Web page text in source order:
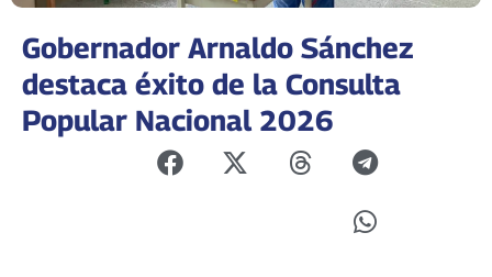
Gobernador Arnaldo Sánchez
destaca éxito de la Consulta
Popular Nacional 2026